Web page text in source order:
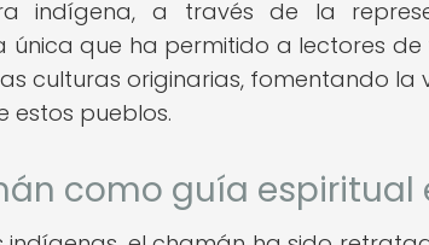
indígena, a través de la
única que ha permitido a lectores
culturas originarias, fomentando
estos pueblos.
como guía